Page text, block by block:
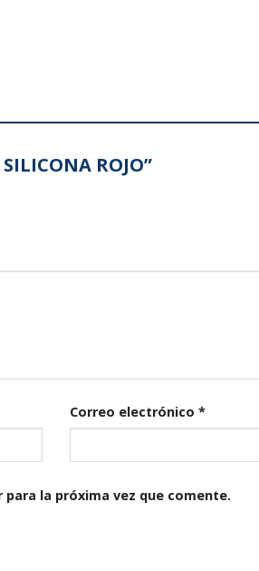
ROJO”
Correo electrónico *
la próxima vez que comente.